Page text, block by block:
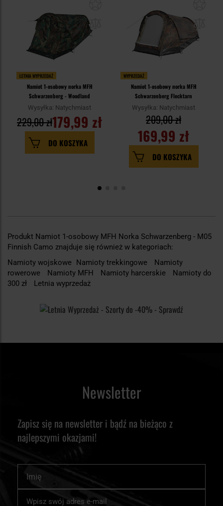
LETNIA WYPRZEDAŻ
Namiot 1-osobowy norka MFH
Schwarzenberg - Woodland
Wysyłka: Natychmiast
179,99 zł
229,00 zł
DO KOSZYKA
WYPRZEDAŻ
Namiot 1-osobowy norka MFH
Schwarzenberg Flecktarn
Wysyłka: Natychmiast
169,99 zł
209,00 zł
DO KOSZYKA
Produkt Namiot 1-osobowy MFH Norka Schwarzenberg - M05
Finnish Camo znajduje się również w kategoriach:
Namioty wojskowe
Namioty trekkingowe
Namioty
rowerowe
Namioty MFH Namioty harcerskie
Namioty do
300 zł
Letnia wyprzedaż
Newsletter
Zapisz się na newsletter i bądź na bieżąco z
najlepszymi okazjami!